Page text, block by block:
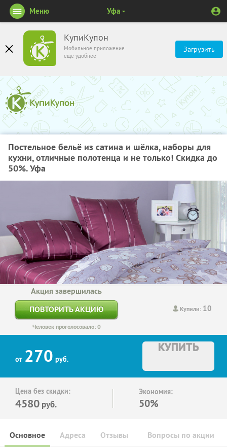
КупиКупон
Мобильное приложение
ещё удобнее
Загрузить
Меню Уфа
Постельное бельё из сатина и шёлка, наборы для
кухни, отличные полотенца и не только! Скидка до
50%. Уфа
Купили: 10
Акция завершилась
ПОВТОРИТЬ АКЦИЮ
Человек проголосовало: 0
от 270 руб.
КУПИТЬ
Цена без скидки:
4580 руб.
Экономия:
50%
Основное Отзывы Вопросы по акции
Адреса